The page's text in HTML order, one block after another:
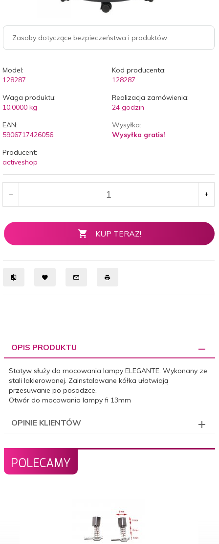
Zasoby dotyczące bezpieczeństwa i produktów
Model:
128287
Kod producenta:
128287
Waga produktu:
10.0000 kg
Realizacja zamówienia:
24 godzin
EAN:
5906717426056
Wysyłka:
Wysyłka gratis!
Producent:
activeshop
KUP TERAZ!
OPIS PRODUKTU
Statyw służy do mocowania lampy ELEGANTE. Wykonany ze
stali lakierowanej. Zainstalowane kółka ułatwiają
przesuwanie po posadzce.
Otwór do mocowania lampy fi 13mm
OPINIE KLIENTÓW
POLECAMY